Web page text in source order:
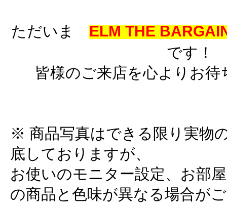
ただいま ELM THE
です！
皆様のご来店を心よりお
※ 商品写真はできる限り実物
底しておりますが、
お使いのモニター設定、お部
の商品と色味が異なる場合が